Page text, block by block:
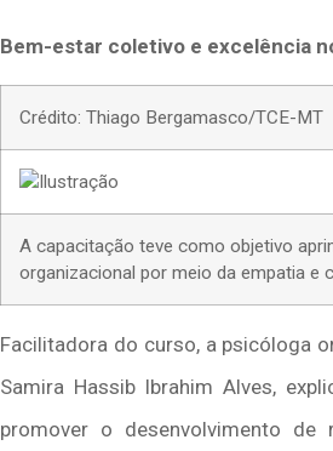
Bem-estar coletivo e excelência
Crédito: Thiago Bergamasco/TCE-MT
A capacitação teve como objetivo
organizacional por meio da empatia e
Facilitadora do curso, a psicóloga
Samira Hassib Ibrahim Alves,
promover o desenvolvimento de